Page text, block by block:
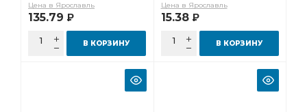
Цена в Ярославль
135.79 Р
В КОРЗИНУ
Цена в Ярославль
15.38 Р
В КОРЗИНУ